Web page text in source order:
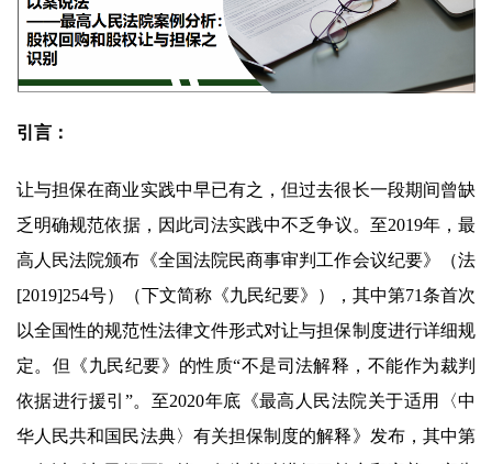
引言：
让与担保在商业实践中早已有之，但过去很长一段期间曾缺
乏明确规范依据，因此司法实践中不乏争议。至2019年，最
高人民法院颁布《全国法院民商事审判工作会议纪要》（法
[2019]254号）（下文简称《九民纪要》），其中第71条首次
以全国性的规范性法律文件形式对让与担保制度进行详细规
定。但《九民纪要》的性质“不是司法解释，不能作为裁判
依据进行援引”。至2020年底《最高人民法院关于适用〈中
华人民共和国民法典〉有关担保制度的解释》发布，其中第